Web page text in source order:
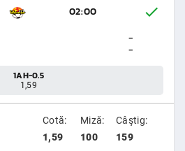
02:00
-
-
1AH-0.5
1,59
Cotă:
1,59
Miză:
100
Câştig:
159